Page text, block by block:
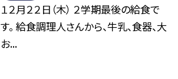
１２月２２日（木） ２学期最後の給食で
す。 給食調理人さんから、牛乳、食器、大
お...